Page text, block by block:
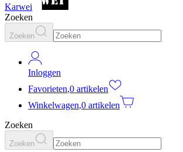
Karwei
Zoeken
Zoeken
Inloggen
Favorieten,0 artikelen
Winkelwagen,0 artikelen
Zoeken
Zoeken